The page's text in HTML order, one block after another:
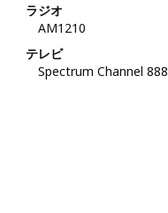
ラジオ
AM1210
テレビ
Spectrum Channel 888